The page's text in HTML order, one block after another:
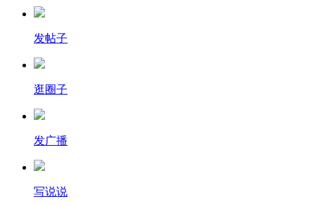
发帖子
逛圈子
发广播
写说说